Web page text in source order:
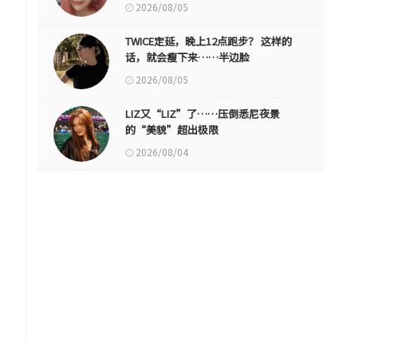
2026/08/05
TWICE定延，晚上12点跑步？ 这样的
话，就会瘦下来……半边脸
2026/08/05
LIZ又“LIZ”了……压倒悉尼夜景
的“美貌”超出极限
2026/08/04